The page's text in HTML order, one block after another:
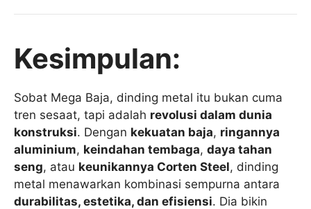
Kesimpulan:
Sobat Mega Baja, dinding metal itu bukan cuma
tren sesaat, tapi adalah revolusi dalam dunia
konstruksi. Dengan kekuatan baja, ringannya
aluminium, keindahan tembaga, daya tahan
seng, atau keunikannya Corten Steel, dinding
metal menawarkan kombinasi sempurna antara
durabilitas, estetika, dan efisiensi. Dia bikin